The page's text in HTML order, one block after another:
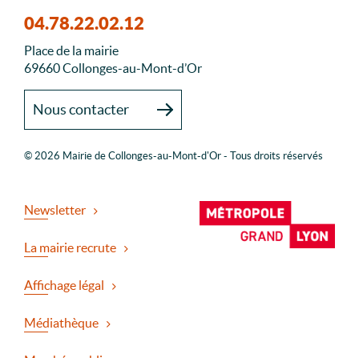
04.78.22.02.12
Place de la mairie
69660 Collonges-au-Mont-d’Or
Nous contacter
© 2026 Mairie de Collonges-au-Mont-d'Or - Tous droits réservés
Newsletter
La mairie recrute
Affichage légal
Médiathèque